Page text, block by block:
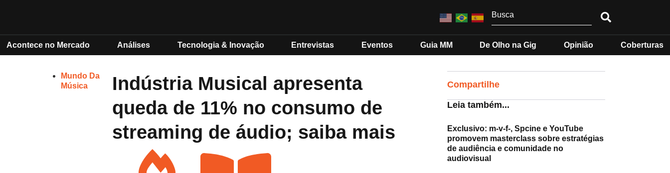
Acontece no Mercado Análises Tecnologia & Inovação Entrevistas Eventos Guia MM De Olho na Gig Opinião Coberturas
Mundo Da
Música
Indústria Musical apresenta
queda de 11% no consumo de
streaming de áudio; saiba mais
Compartilhe
Leia também...
Exclusivo: m-v-f-, Spcine e YouTube
promovem masterclass sobre estratégias
de audiência e comunidade no
audiovisual